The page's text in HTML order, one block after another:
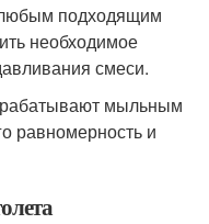
подходящим
необходимое
смеси.
мыльным
равномерность и